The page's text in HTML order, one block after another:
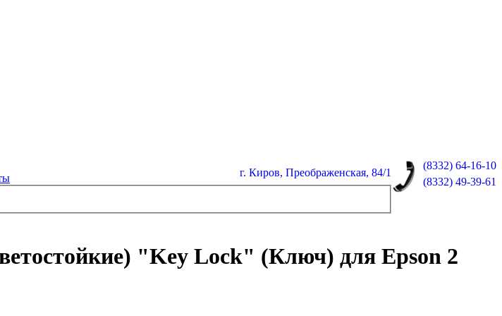
(8332) 64-16-10
(8332) 49-39-61
г. Киров, Преображенская, 84/1
"Key Lock" (Ключ) для Epson 2